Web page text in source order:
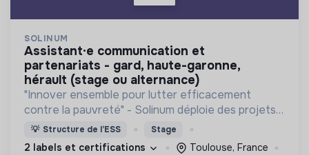
SOLINUM
assistant·e communication et
partenariats - gard, haute-garonne,
hérault (stage ou alternance)
"Innover ensemble pour lutter efficacement
contre la pauvreté" - Solinum déploie des projets
d'innovation sociale qui utilisent le numérique pour
participer à la lutte contre la pauvreté
💡 Structure de l’ESS Stage
2 labels et certifications
Toulouse, France